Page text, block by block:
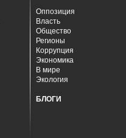
Оппозиция
Власть
Общество
Регионы
Коррупция
Экономика
В мире
Экология
БЛОГИ